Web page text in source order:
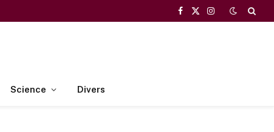
Facebook
X
Instagram
Science Divers